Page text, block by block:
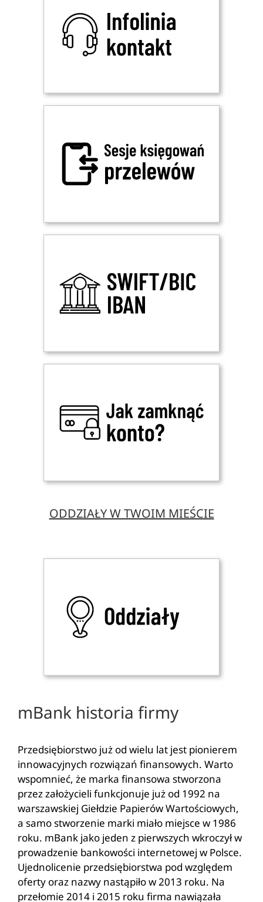
ODDZIAŁY W TWOIM MIEŚCIE
mBank historia firmy
Przedsiębiorstwo już od wielu lat jest pionierem
innowacyjnych rozwiązań finansowych. Warto
wspomnieć, że marka finansowa stworzona
przez założycieli funkcjonuje już od 1992 na
warszawskiej Giełdzie Papierów Wartościowych,
a samo stworzenie marki miało miejsce w 1986
roku. mBank jako jeden z pierwszych wkroczył w
prowadzenie bankowości internetowej w Polsce.
Ujednolicenie przedsiębiorstwa pod względem
oferty oraz nazwy nastąpiło w 2013 roku. Na
przełomie 2014 i 2015 roku firma nawiązała